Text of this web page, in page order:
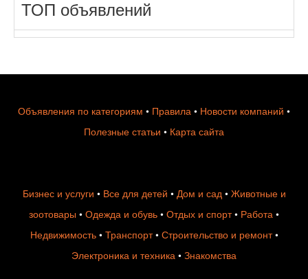
ТОП объявлений
Объявления по категориям • Правила • Новости компаний •
Полезные статьи • Карта сайта
Бизнес и услуги • Все для детей • Дом и сад• Животные и
зоотовары • Одежда и обувь • Отдых и спорт• Работа •
Недвижимость• Транспорт• Строительство и ремонт•
Электроника и техника • Знакомства